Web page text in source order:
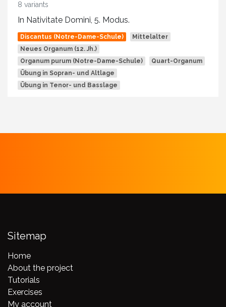
8 variants
In Nativitate Domini, 5. Modus.
Discantus (Notre-Dame-Schule)
Mittelalter
Neues Organum (12. Jh.)
Organum purum (Notre-Dame-Schule)
Quart-Organum
Übung in Sopran- und Altlage
Übung in Tenor- und Basslage
Sitemap
Home
About the project
Tutorials
Exercises
My account